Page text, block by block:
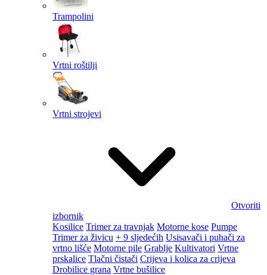
Trampolini
Vrtni roštilji
Vrtni strojevi
Otvoriti
izbornik
Kosilice Trimer za travnjak Motorne kose Pumpe
Trimer za živicu + 9 sljedećih Usisavači i puhači za
vrtno lišće Motorne pile Grablje Kultivatori Vrtne
prskalice Tlačni čistači Crijeva i kolica za crijeva
Drobilice grana Vrtne bušilice